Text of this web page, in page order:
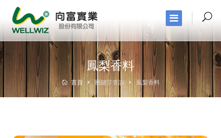
鳳梨香料
首頁 關鍵字查詢 鳳梨香料